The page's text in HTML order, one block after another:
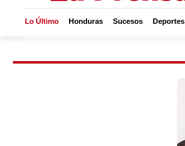
Lo Último Honduras Sucesos Deportes